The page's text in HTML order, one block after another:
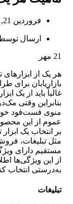
فروردین 21, 1404
ارسال
21 مهر
هر یک از
بازاریابان برای
غالباً باید از یک
بنابراین وقتی
منوی فست‌فود
عموم از این
بر انتخاب یک
مثل تبلیغات،
مستقیم دارای
از این ویژگی‌ها
به‌درستی انتخاب
تبلیغات